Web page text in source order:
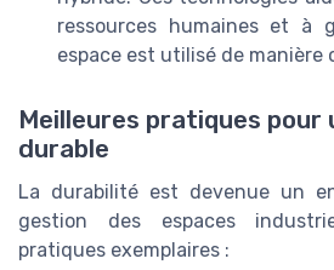
ressources humaines et à
espace est utilisé de manière
Meilleures pratiques pour
durable
La durabilité est devenue un
gestion des espaces
pratiques exemplaires :